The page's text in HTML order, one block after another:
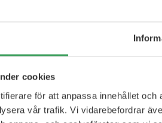
cookies
för att anpassa innehållet
vår trafik. Vi vidarebefordrar